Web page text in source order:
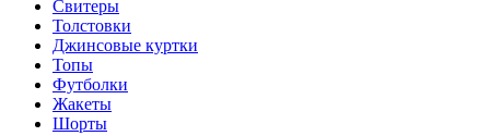
Свитеры
Толстовки
Джинсовые куртки
Топы
Футболки
Жакеты
Шорты